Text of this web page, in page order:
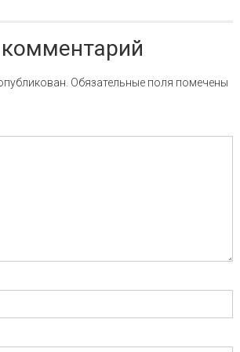
Обязательные поля помечены